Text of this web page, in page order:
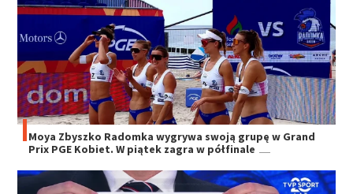
Moya Zbyszko Radomka wygrywa swoją grupę w Grand
Prix PGE Kobiet. W piątek zagra w półfinale